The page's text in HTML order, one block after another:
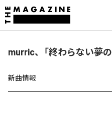
murric、「終わらない夢
新曲情報